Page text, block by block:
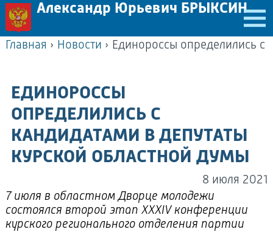
Александр Юрьевич БРЫКСИН
Главная › Новости ›
ЕДИНОРОССЫ
ОПРЕДЕЛИЛИСЬ С
КАНДИДАТАМИ В ДЕПУТАТЫ
КУРСКОЙ ОБЛАСТНОЙ ДУМЫ
8 июля 2021
7 июля в областном Дворце молодежи
состоялся второй этап XXXIV конференции
курского регионального отделения партии